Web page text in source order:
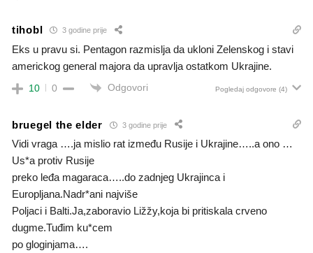
tihobl 3 godine prije
Eks u pravu si. Pentagon razmislja da ukloni Zelenskog i stavi
americkog general majora da upravlja ostatkom Ukrajine.
10 0 Odgovori Pogledaj odgovore (4)
bruegel the elder 3 godine prije
Vidi vraga ….ja mislio rat između Rusije i Ukrajine…..a ono …
Us*a protiv Rusije
preko leđa magaraca…..do zadnjeg Ukrajinca i
Europljana.Nadr*ani najviše
Poljaci i Balti.Ja,zaboravio Ližžy,koja bi pritiskala crveno
dugme.Tuđim ku*cem
po gloginjama….